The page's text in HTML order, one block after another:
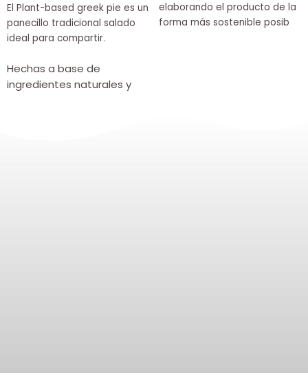
El Plant-based greek pie es un
panecillo tradicional salado
ideal para compartir.
Hechas a base de
ingredientes naturales y
elaborando el producto de la
forma más sostenible posib